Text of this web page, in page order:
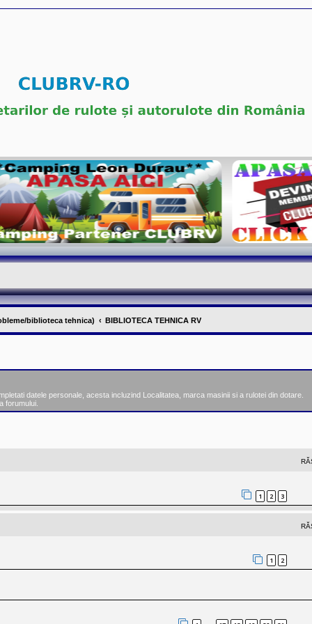
biblioteca tehnica) BIBLIOTECA TEHNICA RV
datele personale, acesta incluzind Localitatea, marca masinii si a rulotei din dotare.
forumului.
1 2 3
1 2